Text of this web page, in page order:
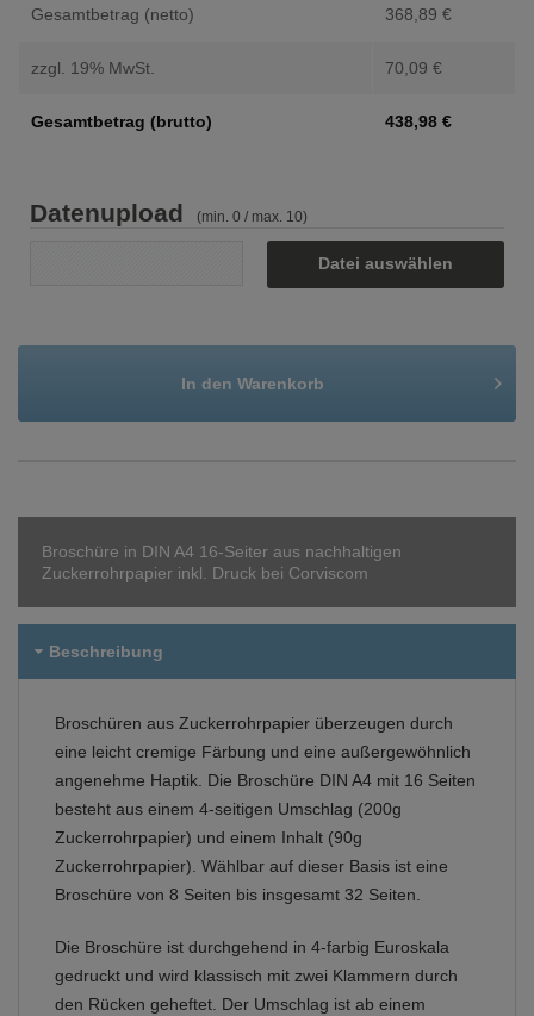
Gesamtbetrag (netto) 368,89 €
zzgl. 19% MwSt. 70,09 €
Gesamtbetrag (brutto) 438,98 €
Datenupload (min. 0 / max. 10)
Datei auswählen
In den Warenkorb
Broschüre in DIN A4 16-Seiter aus nachhaltigen
Zuckerrohrpapier inkl. Druck bei Corviscom
Beschreibung
Broschüren aus Zuckerrohrpapier überzeugen durch
eine leicht cremige Färbung und eine außergewöhnlich
angenehme Haptik. Die Broschüre DIN A4 mit 16 Seiten
besteht aus einem 4-seitigen Umschlag (200g
Zuckerrohrpapier) und einem Inhalt (90g
Zuckerrohrpapier). Wählbar auf dieser Basis ist eine
Broschüre von 8 Seiten bis insgesamt 32 Seiten.
Die Broschüre ist durchgehend in 4-farbig Euroskala
gedruckt und wird klassisch mit zwei Klammern durch
den Rücken geheftet. Der Umschlag ist ab einem